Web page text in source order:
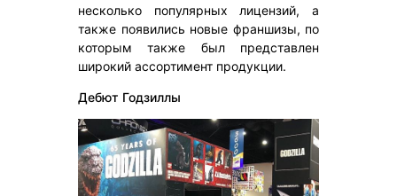
несколько популярных лицензий, а
также появились новые франшизы, по
которым также был представлен
широкий ассортимент продукции.
Дебют Годзиллы